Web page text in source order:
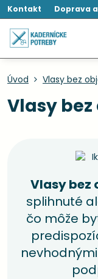
Kontakt Doprava
Úvod Vlasy bez
Vlasy
Vlasy bez
splihnuté
čo môže